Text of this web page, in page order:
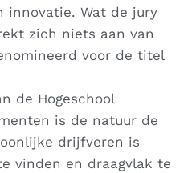
innovatie. Wat de jury
zich niets aan van
voor de titel
de Hogeschool
is de natuur de
drijfveren is
vinden en draagvlak te